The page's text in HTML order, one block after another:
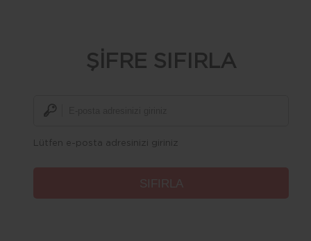
ŞİFRE SIFIRLA
Lütfen e-posta adresinizi giriniz